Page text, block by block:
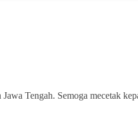
Tengah. Semoga mecetak